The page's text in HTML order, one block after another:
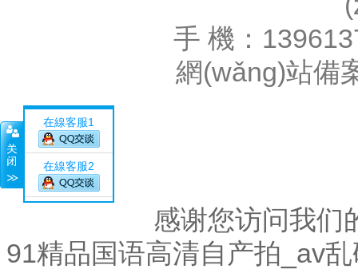
手 機：
網(wǎng)站備
在線客服1
在線客服2
感谢您访问我们
91精品国语高清自产拍_av